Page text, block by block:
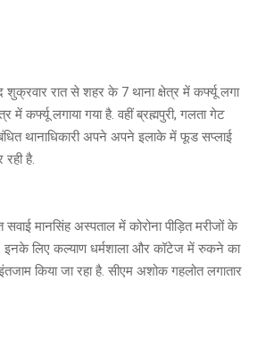
रात से शहर के 7 थाना क्षेत्र में कर्फ्यू लगा
कर्फ्यू लगाया गया है. वहीं ब्रह्मपुरी, गलता गेट
थानाधिकारी अपने अपने इलाके में फूड सप्लाई
है.
मानसिंह अस्पताल में कोरोना पीड़ित मरीजों के
इनके लिए कल्याण धर्मशाला और कॉटेज में रुकने का
किया जा रहा है. सीएम अशोक गहलोत लगातार